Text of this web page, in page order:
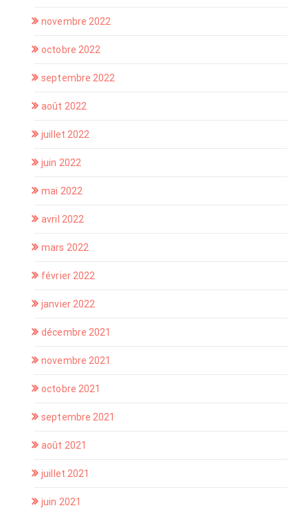
novembre 2022
octobre 2022
septembre 2022
août 2022
juillet 2022
juin 2022
mai 2022
avril 2022
mars 2022
février 2022
janvier 2022
décembre 2021
novembre 2021
octobre 2021
septembre 2021
août 2021
juillet 2021
juin 2021